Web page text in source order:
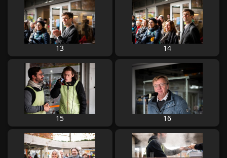
13 14
15 16